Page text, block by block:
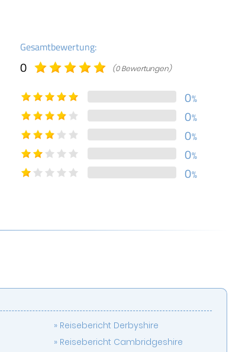
Gesamtbewertung:
0 (0 Bewertungen)
0%
0%
0%
0%
0%
Reisebericht Derbyshire
Reisebericht Cambridgeshire